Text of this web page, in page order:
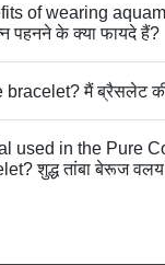
of wearing
बेरूज रत्न पहनने के क्या फायदे हैं?
How do I clean the
used in the Pure
सा सामग्री